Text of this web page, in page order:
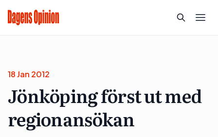
18 Jan 2012
Jönköping först ut med
regionansökan